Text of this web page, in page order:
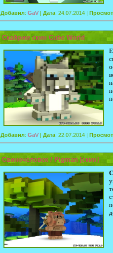
Добавил: GaV | Дата: 24.07.2014 |
Скайрим скин Cube World
Добавил: GaV | Дата: 22.07.2014 |
Свиночеловек / Pigman [скин]